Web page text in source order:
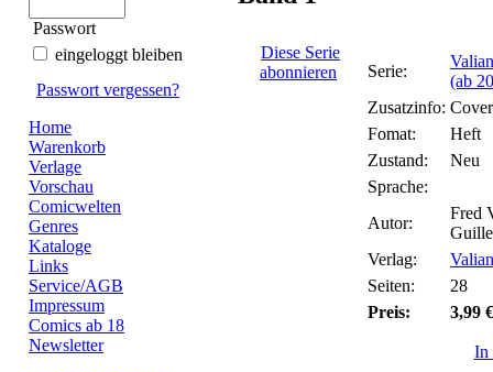
Passwort
eingeloggt bleiben
Passwort vergessen?
Home
Warenkorb
Verlage
Vorschau
Comicwelten
Genres
Kataloge
Links
Service/AGB
Impressum
Comics ab 18
Newsletter
Diese Serie
abonnieren
Serie:
(ab
Zusatzinfo:
Fomat:
Heft
Zustand:
Neu
Sprache:
Autor:
Fred
Verlag:
Seiten:
28
Preis:
3,99 €
In